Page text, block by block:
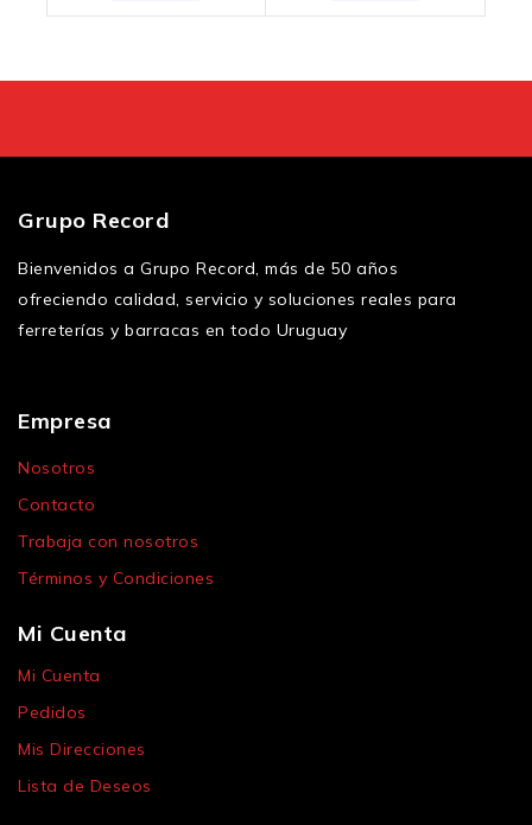
Grupo Record
Bienvenidos a Grupo Record, más de 50 años
ofreciendo calidad, servicio y soluciones reales para
ferreterías y barracas en todo Uruguay
Empresa
Nosotros
Contacto
Trabaja con nosotros
Términos y Condiciones
Mi Cuenta
Mi Cuenta
Pedidos
Mis Direcciones
Lista de Deseos